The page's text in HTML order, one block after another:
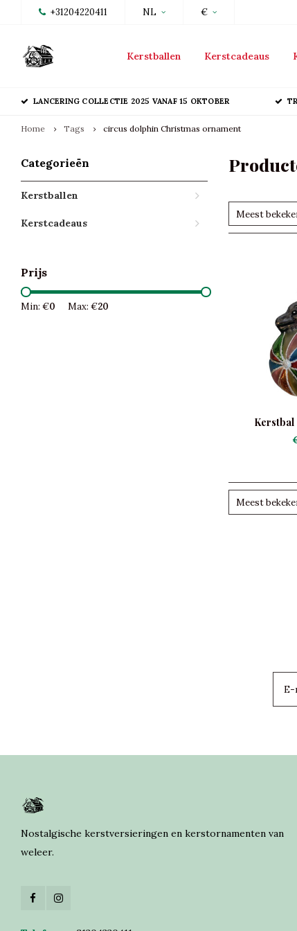
+31204220411 NL €
Kerstballen Kerstcadeaus
LANCERING COLLECTIE 2025 VANAF 15 OKTOBER
Home Tags circus dolphin Christmas ornament
Categorieën
Kerstballen
Kerstcadeaus
Prijs
Min: €0 Max: €20
Meest
Kerstbal
Meest
Nostalgische kerstversieringen en kerstornamenten van
weleer.